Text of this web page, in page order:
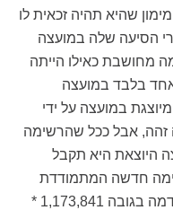
שהיא תהיה זכאית לו
ממספר חברי הסיעה שלה במועצה
מחושבת כאילו הייתה
אחד בלבד במועצה
במועצה על ידי
זהה, אבל ככל שהרשימה
היוצאת היא תקבל
חדשה המתמודדת
בבחירות בירושלים תהיה זכאית למקדמה בגובה 1,173,841 *